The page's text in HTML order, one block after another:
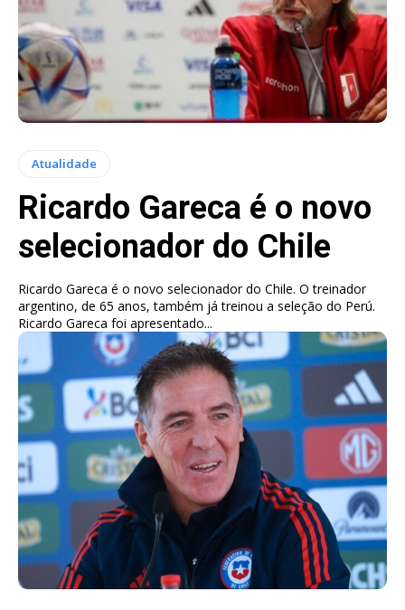
Atualidade
Ricardo Gareca é o novo
selecionador do Chile
Ricardo Gareca é o novo selecionador do Chile. O treinador
argentino, de 65 anos, também já treinou a seleção do Perú.
Ricardo Gareca foi apresentado...